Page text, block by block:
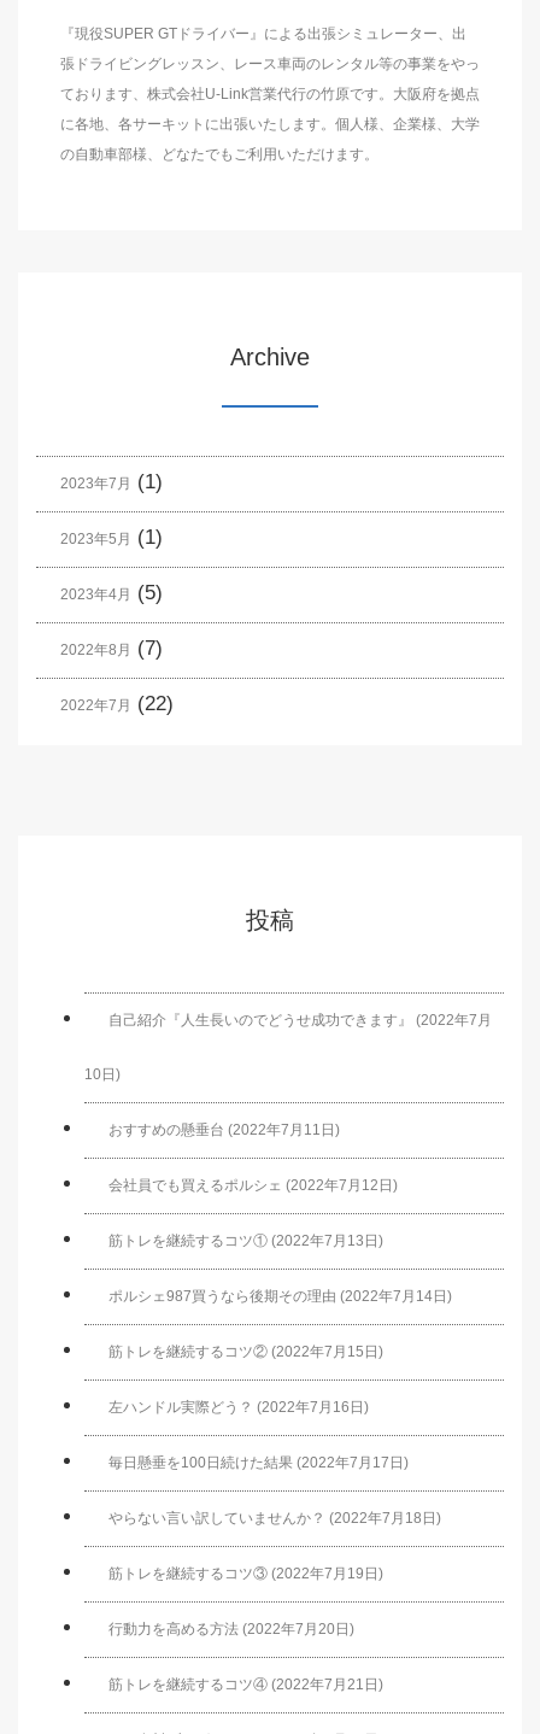
『現役SUPER GTドライバー』による出張シミュレーター、出
張ドライビングレッスン、レース車両のレンタル等の事業をやっ
ております、株式会社U-Link営業代行の竹原です。大阪府を拠点
に各地、各サーキットに出張いたします。個人様、企業様、大学
の自動車部様、どなたでもご利用いただけます。
Archive
2023年7月 (1)
2023年5月 (1)
2023年4月 (5)
2022年8月 (7)
2022年7月 (22)
投稿
自己紹介『人生長いのでどうせ成功できます』 (2022年7月
10日)
おすすめの懸垂台 (2022年7月11日)
会社員でも買えるポルシェ (2022年7月12日)
筋トレを継続するコツ① (2022年7月13日)
ポルシェ987買うなら後期その理由 (2022年7月14日)
筋トレを継続するコツ② (2022年7月15日)
左ハンドル実際どう？ (2022年7月16日)
毎日懸垂を100日続けた結果 (2022年7月17日)
やらない言い訳していませんか？ (2022年7月18日)
筋トレを継続するコツ③ (2022年7月19日)
行動力を高める方法 (2022年7月20日)
筋トレを継続するコツ④ (2022年7月21日)